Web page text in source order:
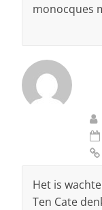
monocques
Het is
Ten Cate